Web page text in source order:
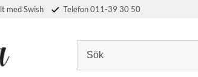
med Swish Telefon 011-39 30 50